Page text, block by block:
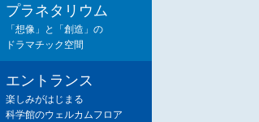
プラネタリウム
「想像」と「創造」の
ドラマチック空間
エントランス
楽しみがはじまる
科学館のウェルカムフロア